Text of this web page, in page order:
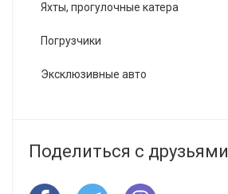
Яхты, прогулочные катера
Погрузчики
Эксклюзивные авто
Поделиться с друзьями